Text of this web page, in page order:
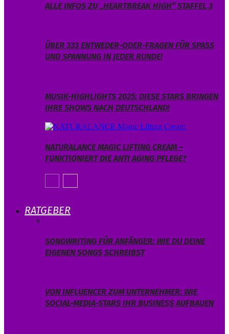
ALLE INFOS ZU „HEARTBREAK HIGH“ STAFFEL 3
ÜBER 333 ENTWEDER-ODER-FRAGEN FÜR SPASS U
ND SPANNUNG IN JEDER RUNDE!
MUSIK-HIGHLIGHTS 2025: DIESE STARS BRINGEN
IHRE SHOWS NACH DEUTSCHLAND!
NATURALANCE MAGIC LIFTING CREAM –
FUNKTIONIERT DIE ANTI AGING PFLEGE?
RATGEBER
SONGWRITING FÜR ANFÄNGER: WIE DU DEINE
EIGENEN SONGS SCHREIBST
VON INFLUENCER ZUM UNTERNEHMER: WIE
SOCIAL-MEDIA-STARS IHR BUSINESS AUFBAUEN